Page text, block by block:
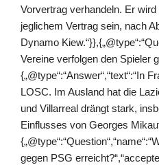
Vorvertrag verhandeln. Er
jeglichem Vertrag sein, nach
Dynamo
Vereine verfolgen den Spieler
{„@type“:“Answer“,“text“:“In
LOSC. Im Ausland hat die
und Villarreal drängt stark,
Einflusses von Georges
gegen PSG